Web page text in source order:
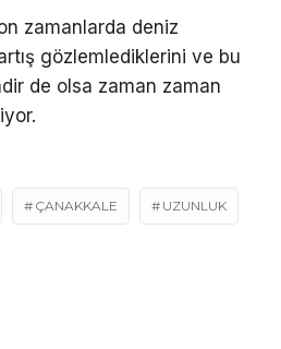
zamanlarda deniz
artış gözlemlediklerini ve bu
de olsa zaman zaman
ÇANAKKALE UZUNLUK